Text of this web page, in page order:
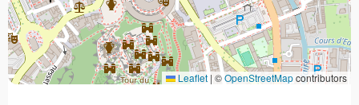
Leaflet | ©OpenStreetMapcontributors